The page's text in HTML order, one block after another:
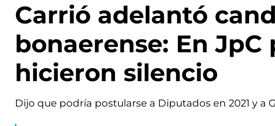
Carrió adelantó
bonaerense: En
hicieron silencio
Dijo que podría postularse a Diputados en 2021 y a